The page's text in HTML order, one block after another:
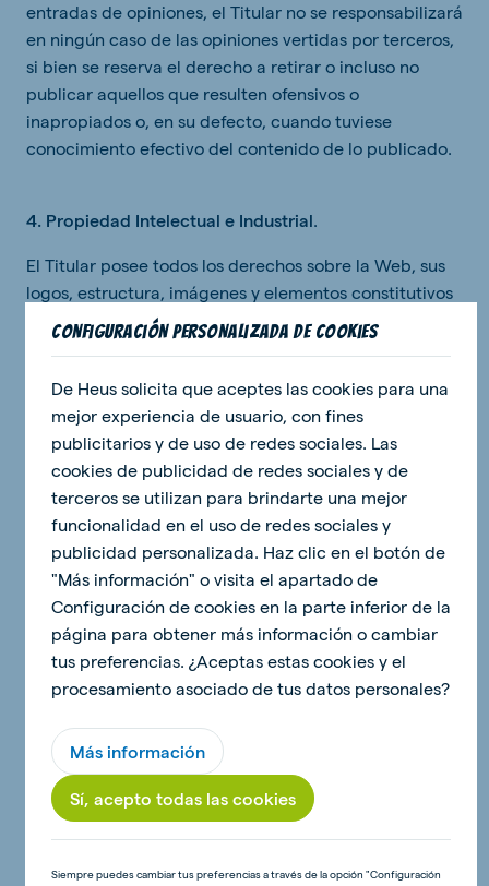
entradas de opiniones, el Titular no se responsabilizará
en ningún caso de las opiniones vertidas por terceros,
si bien se reserva el derecho a retirar o incluso no
publicar aquellos que resulten ofensivos o
inapropiados o, en su defecto, cuando tuviese
conocimiento efectivo del contenido de lo publicado.
4. Propiedad Intelectual e Industrial.
El Titular posee todos los derechos sobre la Web, sus
logos, estructura, imágenes y elementos constitutivos
del código objeto, así como la programación e
ingeniería del código fuente. Todos estos elementos,
protegidos por la normativa española y europea sobre
propiedad intelectual e industrial.
Queda prohibida cualquier reproducción, adaptación,
modificación o comunicación pública de la totalidad o
parte de los contenidos de la Web, efectuada de
cualquier forma o por cualquier medio, mecánico,
manual u otro, sin la autorización expresa del Titular.
Cualquier enlace realizado a la Web habrá de dirigirse
a la “home” o página de inicio, prohibiéndose la
realización de enlaces profundos o dirigidos a otros
contenidos distintos del mencionado. De igual manera
queda prohibida la práctica de navegación sobre
marcos o “frames”.
5. Protección de datos de carácter personal.
El Titular ha adoptado todas las medidas de
seguridad, tanto técnicas como organizativas,
Configuración personalizada de cookies
De Heus solicita que aceptes las cookies para una
mejor experiencia de usuario, con fines
publicitarios y de uso de redes sociales. Las
cookies de publicidad de redes sociales y de
terceros se utilizan para brindarte una mejor
funcionalidad en el uso de redes sociales y
publicidad personalizada. Haz clic en el botón de
"Más información" o visita el apartado de
Configuración de cookies en la parte inferior de la
página para obtener más información o cambiar
tus preferencias. ¿Aceptas estas cookies y el
procesamiento asociado de tus datos personales?
Más información
Sí, acepto todas las cookies
Siempre puedes cambiar tus preferencias a través de la opción "Configuración